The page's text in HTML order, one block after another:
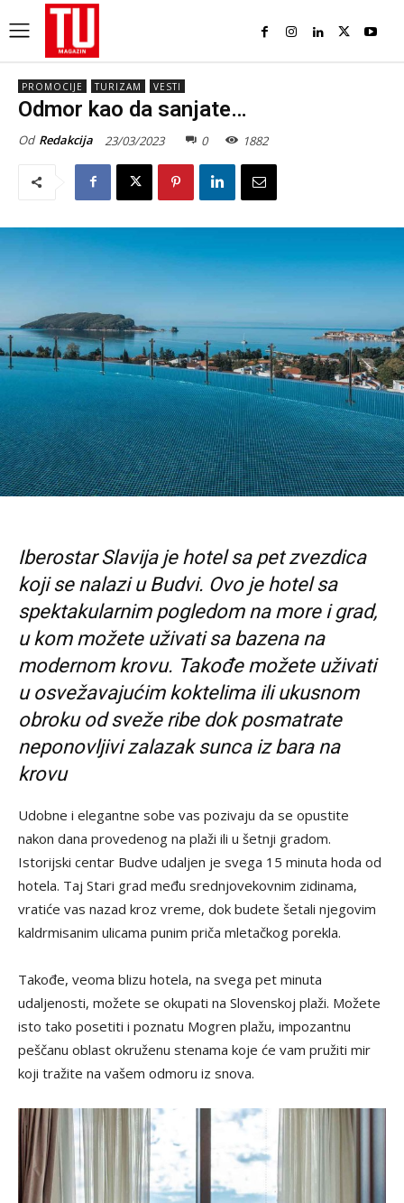
PROMOCIJE TURIZAM VESTI
Odmor kao da sanjate…
Od Redakcija 23/03/2023 0 1882
Iberostar Slavija je hotel sa pet zvezdica
koji se nalazi u Budvi. Ovo je hotel sa
spektakularnim pogledom na more i grad,
u kom možete uživati sa bazena na
modernom krovu. Takođe možete uživati
u osvežavajućim koktelima ili ukusnom
obroku od sveže ribe dok posmatrate
neponovljivi zalazak sunca iz bara na
krovu
Udobne i elegantne sobe vas pozivaju da se opustite
nakon dana provedenog na plaži ili u šetnji gradom.
Istorijski centar Budve udaljen je svega 15 minuta hoda od
hotela. Taj Stari grad među srednjovekovnim zidinama,
vratiće vas nazad kroz vreme, dok budete šetali njegovim
kaldrmisanim ulicama punim priča mletačkog porekla.
Takođe, veoma blizu hotela, na svega pet minuta
udaljenosti, možete se okupati na Slovenskoj plaži. Možete
isto tako posetiti i poznatu Mogren plažu, impozantnu
peščanu oblast okruženu stenama koje će vam pružiti mir
koji tražite na vašem odmoru iz snova.